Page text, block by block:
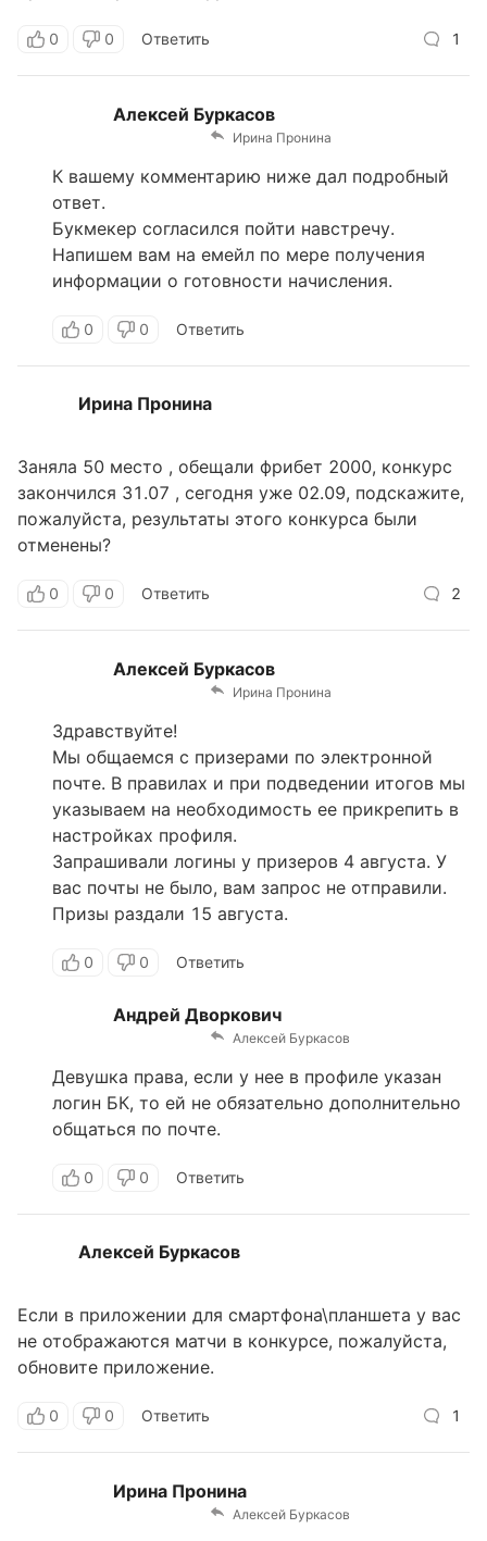
0 0 Ответить 1
Алексей Буркасов
Ирина Пронина
К вашему комментарию ниже дал подробный
ответ.
Букмекер согласился пойти навстречу.
Напишем вам на емейл по мере получения
информации о готовности начисления.
0 0 Ответить
Ирина Пронина
Заняла 50 место , обещали фрибет 2000, конкурс
закончился 31.07 , сегодня уже 02.09, подскажите,
пожалуйста, результаты этого конкурса были
отменены?
0 0 Ответить 2
Алексей Буркасов
Ирина Пронина
Здравствуйте!
Мы общаемся с призерами по электронной
почте. В правилах и при подведении итогов мы
указываем на необходимость ее прикрепить в
настройках профиля.
Запрашивали логины у призеров 4 августа. У
вас почты не было, вам запрос не отправили.
Призы раздали 15 августа.
0 0 Ответить
Андрей Дворкович
Алексей Буркасов
Девушка права, если у нее в профиле указан
логин БК, то ей не обязательно дополнительно
общаться по почте.
0 0 Ответить
Алексей Буркасов
Если в приложении для смартфона\планшета у вас
не отображаются матчи в конкурсе, пожалуйста,
обновите приложение.
0 0 Ответить 1
Ирина Пронина
Алексей Буркасов